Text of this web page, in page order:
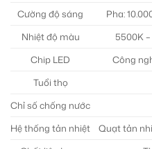
Cường độ sáng
Pha:
Nhiệt độ màu
5500K
Chip LED
Công
Tuổi thọ
Chỉ số chống nước
Hệ thống tản nhiệt
Quạt tản